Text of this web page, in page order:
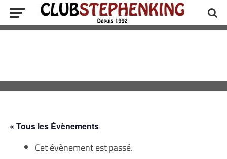
« Tous les Évènements
Cet évènement est passé.